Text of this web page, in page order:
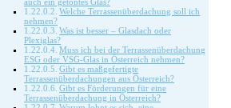
Welche Terrassenüberdachung soll ich
nehmen?
Was ist besser – Glasdach oder
Plexiglas?
Muss ich bei der Terrassenüberdachung
ESG oder VSG-Glas in Österreich nehmen?
Gibt es maßgefertigte
Terrassenüberdachungen aus Österreich?
Gibt es Förderungen für eine
Terrassenüberdachung in Österreich?